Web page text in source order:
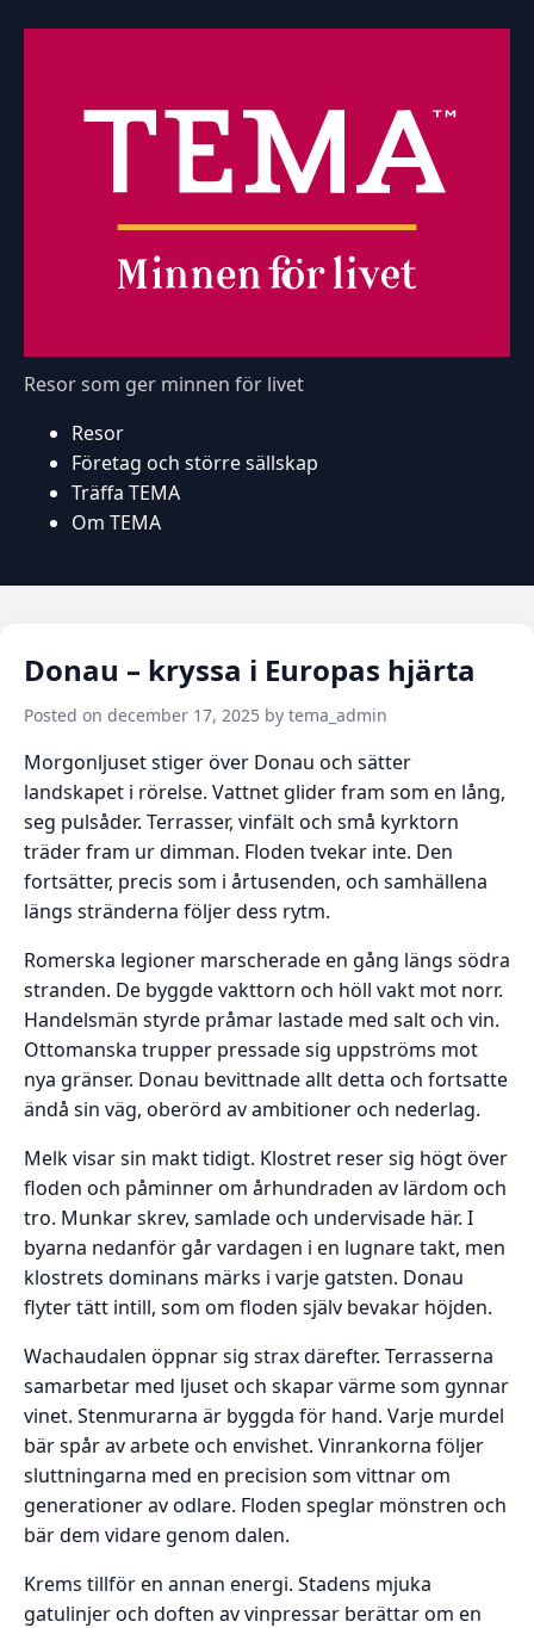
Resor som ger minnen för livet
Resor
Företag och större sällskap
Träffa TEMA
Om TEMA
Donau – kryssa i Europas hjärta
Posted on december 17, 2025 by tema_admin
Morgonljuset stiger över Donau och sätter
landskapet i rörelse. Vattnet glider fram som en lång,
seg pulsåder. Terrasser, vinfält och små kyrktorn
träder fram ur dimman. Floden tvekar inte. Den
fortsätter, precis som i årtusenden, och samhällena
längs stränderna följer dess rytm.
Romerska legioner marscherade en gång längs södra
stranden. De byggde vakttorn och höll vakt mot norr.
Handelsmän styrde pråmar lastade med salt och vin.
Ottomanska trupper pressade sig uppströms mot
nya gränser. Donau bevittnade allt detta och fortsatte
ändå sin väg, oberörd av ambitioner och nederlag.
Melk visar sin makt tidigt. Klostret reser sig högt över
floden och påminner om århundraden av lärdom och
tro. Munkar skrev, samlade och undervisade här. I
byarna nedanför går vardagen i en lugnare takt, men
klostrets dominans märks i varje gatsten. Donau
flyter tätt intill, som om floden själv bevakar höjden.
Wachaudalen öppnar sig strax därefter. Terrasserna
samarbetar med ljuset och skapar värme som gynnar
vinet. Stenmurarna är byggda för hand. Varje murdel
bär spår av arbete och envishet. Vinrankorna följer
sluttningarna med en precision som vittnar om
generationer av odlare. Floden speglar mönstren och
bär dem vidare genom dalen.
Krems tillför en annan energi. Stadens mjuka
gatulinjer och doften av vinpressar berättar om en